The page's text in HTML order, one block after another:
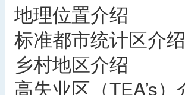
地理位置介绍
标准都市统计区介
乡村地区介绍
高失业区（TEA’s